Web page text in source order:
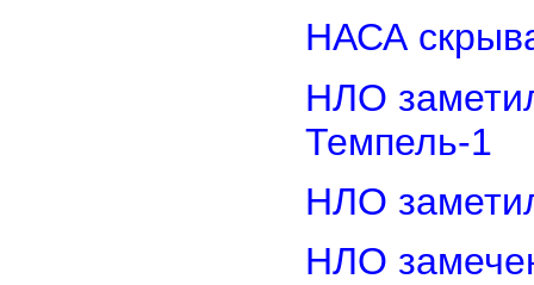
НАСА
НЛО
Темпель-1
НЛО
НЛО